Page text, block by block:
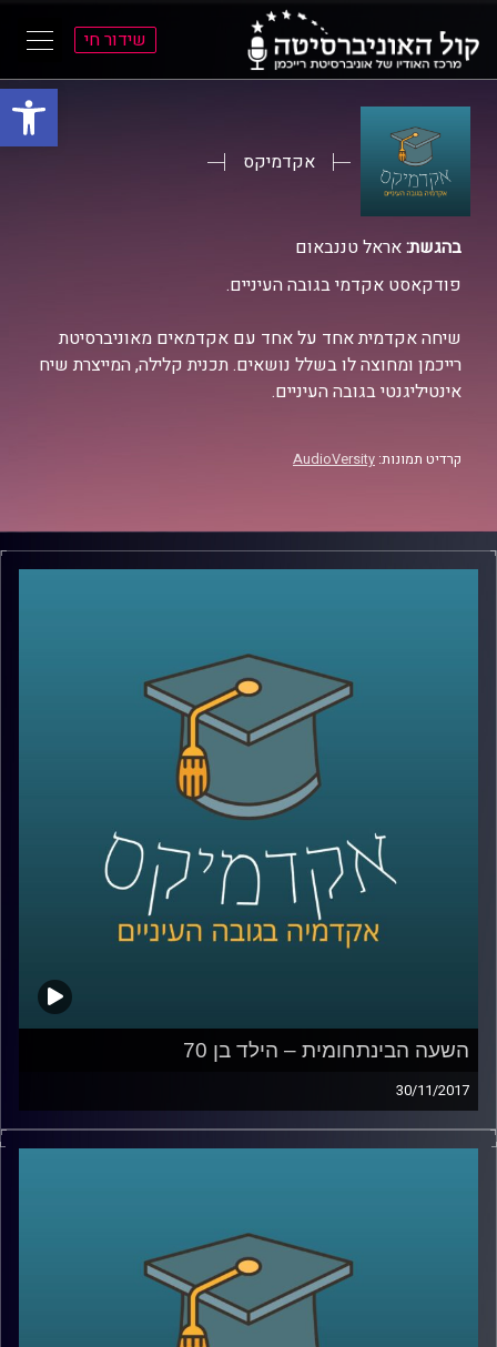
פתח
שידור חי
אקדמיקס
בהגשת:אראל טננבאום
פודקאסט אקדמי בגובה העיניים.
שיחה אקדמית אחד על אחד עם אקדמאים מאוניברסיטת
רייכמן ומחוצה לו בשלל נושאים. תכנית קלילה, המייצרת שיח
אינטיליגנטי בגובה העיניים.
קרדיט תמונות: AudioVersity
השעה הבינתחומית – הילד בן 70
30/11/2017
בין המהפכות שמטלטלות את העולם בעשורים
המהפכה הדמוגרפית. ד"ר הדס אראל מתארת
את האתגרים האדירים שמציבה בפנינו העלייה
המסחררת בתוחלת החיים, מסבירה כיצד רובוט
שחותך סלט יכול להביע אמפטיה והאם כבר